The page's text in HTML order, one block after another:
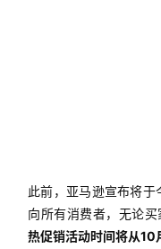
此前，亚马逊宣布将
向所有消费者，无论买
热促销活动时间将从10